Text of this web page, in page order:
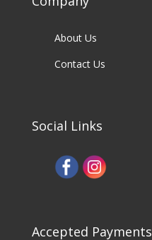
About Us
Contact Us
Social Links
Accepted Payments